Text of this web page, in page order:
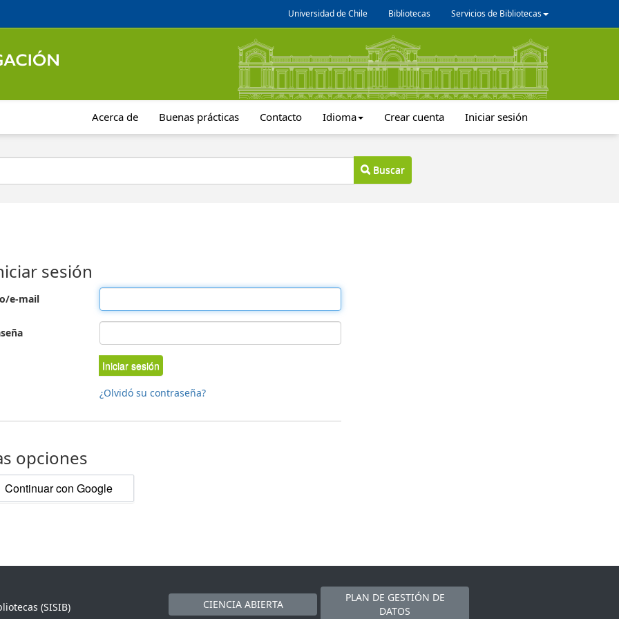
Universidad de Chile Bibliotecas Servicios de Bibliotecas
Acerca de Buenas prácticas Contacto Idioma Crear cuenta Iniciar sesión
Buscar
sesión
e-mail
Iniciar sesión
¿Olvidó su contraseña?
opciones
Continuar con Google
(SISIB)
CIENCIA ABIERTA
PLAN DE GESTIÓN DE
DATOS